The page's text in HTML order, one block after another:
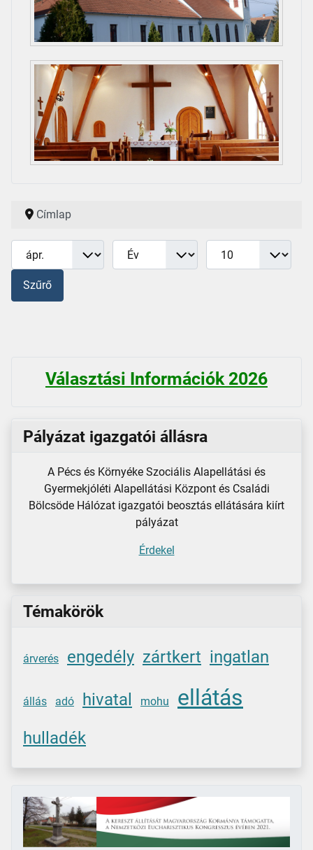
Címlap
Szűrők
Hónap Tételek #
Szűrő
Választási Információk 2026
Pályázat igazgatói állásra
A Pécs és Környéke Szociális Alapellátási és
Gyermekjóléti Alapellátási Központ és Családi
Bölcsöde Hálózat igazgatói beosztás ellátására kiírt
pályázat
Érdekel
Témakörök
árverés engedély zártkert ingatlan
állás adó hivatal mohu ellátás
hulladék